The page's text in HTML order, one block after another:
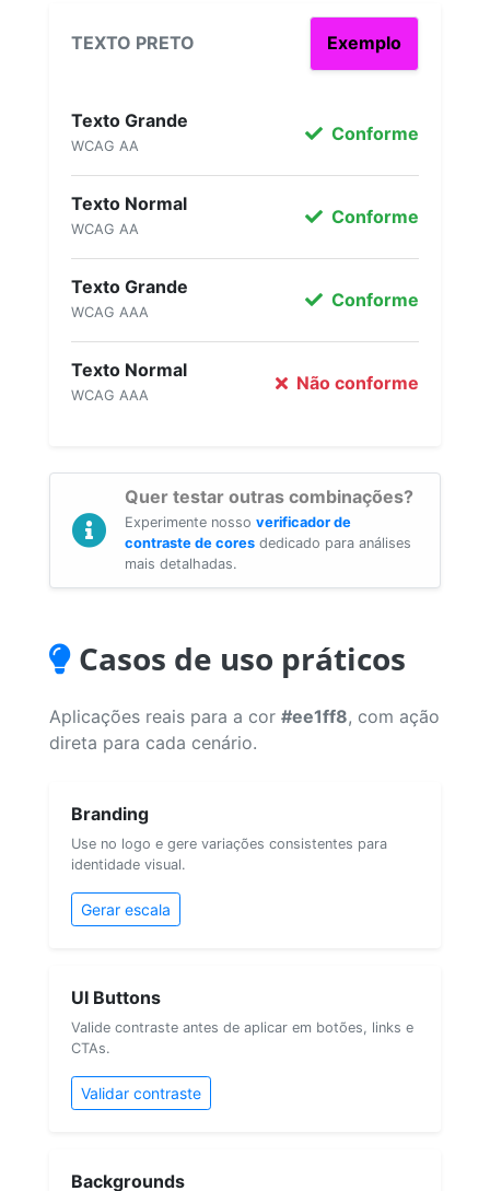
TEXTO PRETO Exemplo
Texto Grande
WCAG AA
Conforme
Texto Normal
WCAG AA
Conforme
Texto Grande
WCAG AAA
Conforme
Texto Normal
WCAG AAA
Não conforme
Quer testar outras combinações?
Experimente nosso verificador de
contraste de cores dedicado para análises
mais detalhadas.
Casos de uso práticos
Aplicações reais para a cor #ee1ff8, com ação
direta para cada cenário.
Branding
Use no logo e gere variações consistentes para
identidade visual.
Gerar escala
UI Buttons
Valide contraste antes de aplicar em botões, links e
CTAs.
Validar contraste
Backgrounds